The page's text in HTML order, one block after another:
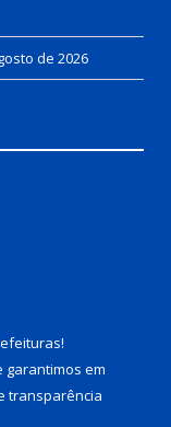
de 2026
!
garantimos em
transparência